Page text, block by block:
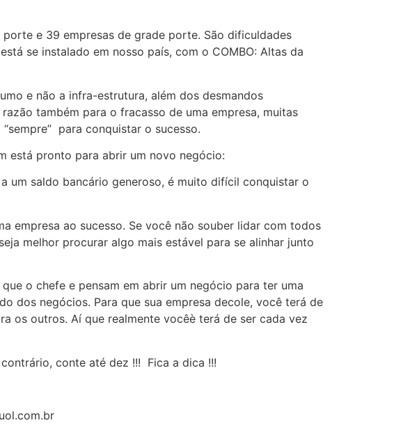
e 39 empresas de grade porte. São dificuldades
se instalado em nosso país, com o COMBO: Altas da
e não a infra-estrutura, além dos desmandos
também para o fracasso de uma empresa, muitas
para conquistar o sucesso.
está pronto para abrir um novo negócio:
um saldo bancário generoso, é muito difícil conquistar o
empresa ao sucesso. Se você não souber lidar com todos
melhor procurar algo mais estável para se alinhar junto
o chefe e pensam em abrir um negócio para ter uma
dos negócios. Para que sua empresa decole, você terá de
os outros. Aí que realmente vocêè terá de ser cada vez
conte até dez !!! Fica a dica !!!